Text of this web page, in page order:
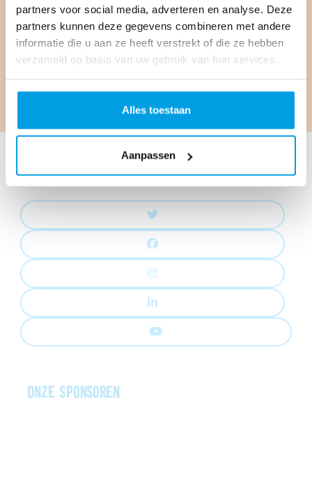
partners voor social media, adverteren en analyse. Deze
partners kunnen deze gegevens combineren met andere
informatie die u aan ze heeft verstrekt of die ze hebben
verzameld op basis van uw gebruik van hun services.
Alles toestaan
Aanpassen
BEKIJK ALLE DEELNEMERS
Social media
Onze sponsoren